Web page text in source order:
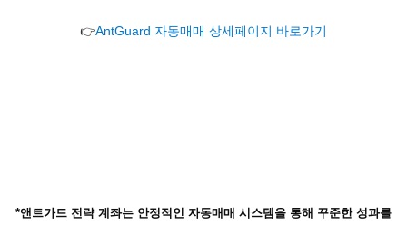
👉AntGuard 자동매매 상세페이지 바로가기
*앤트가드 전략 계좌는 안정적인 자동매매 시스템을 통해 꾸준한 성과를